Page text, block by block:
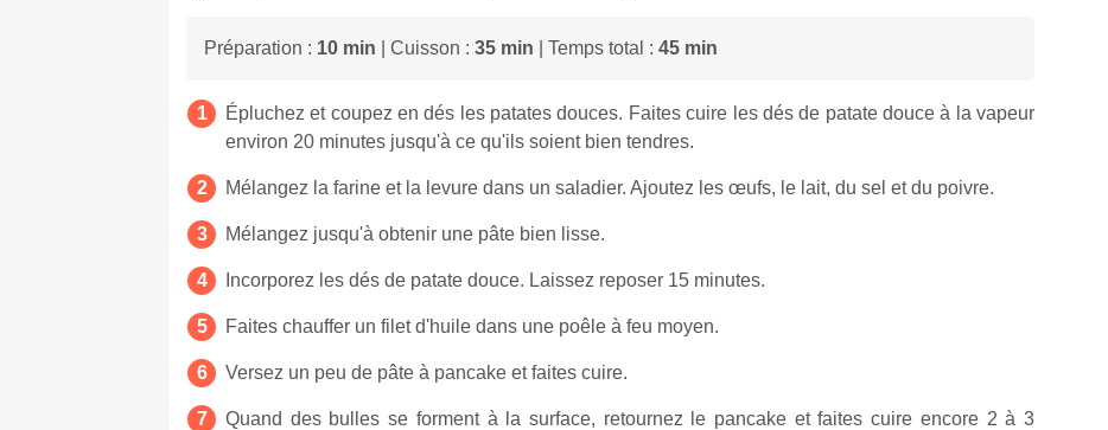
Préparation : 10 min | Cuisson : 35 min | Temps total : 45 min
Épluchez et coupez en dés les patates douces. Faites cuire les dés de patate douce à la vapeur
environ 20 minutes jusqu'à ce qu'ils soient bien tendres.
Mélangez la farine et la levure dans un saladier. Ajoutez les œufs, le lait, du sel et du poivre.
Mélangez jusqu'à obtenir une pâte bien lisse.
Incorporez les dés de patate douce. Laissez reposer 15 minutes.
Faites chauffer un filet d'huile dans une poêle à feu moyen.
Versez un peu de pâte à pancake et faites cuire.
Quand des bulles se forment à la surface, retournez le pancake et faites cuire encore 2 à 3